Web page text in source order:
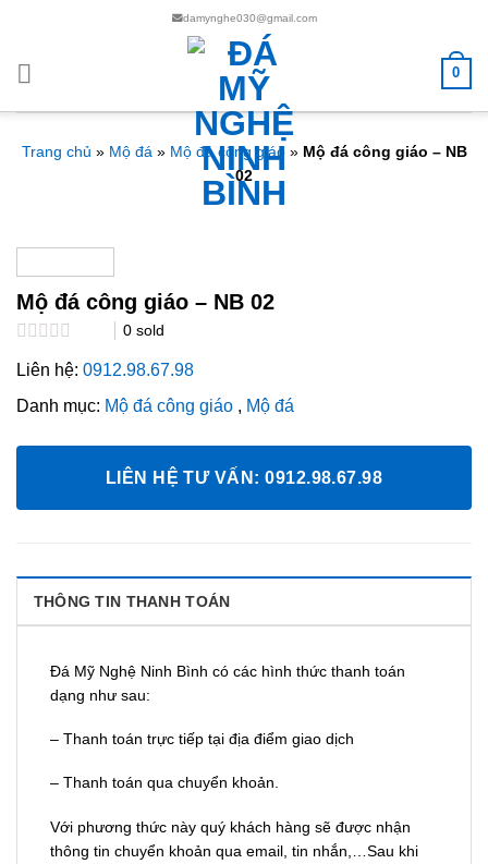
nội
damynghe030@gmail.com
0
Trang chủ » Mộ đá » Mộ đá công giáo» Mộ đá công giáo – NB
02
Mộ đá công giáo – NB 02
0.0
of
0sold
Liên hệ: 0912.98.67.98
Danh mục: Mộ đá công giáo , Mộ đá
LIÊN HỆ TƯ VẤN: 0912.98.67.98
THÔNG TIN THANH TOÁN
Đá Mỹ Nghệ Ninh Bình có các hình thức thanh toán
dạng như sau:
– Thanh toán trực tiếp tại địa điểm giao dịch
– Thanh toán qua chuyển khoản.
Với phương thức này quý khách hàng sẽ được nhận
thông tin chuyển khoản qua email, tin nhắn,…Sau khi